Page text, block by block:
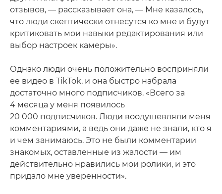
отзывов, — рассказывает она, — Мне казалось,
что люди скептически отнесутся ко мне и будут
критиковать мои навыки редактирования или
выбор настроек камеры».
Однако люди очень положительно восприняли
ее видео в TikTok, и она быстро набрала
достаточно много подписчиков. «Всего за
4 месяца у меня появилось
20 000 подписчиков. Люди воодушевляли меня
комментариями, а ведь они даже не знали, кто я
и чем занимаюсь. Это не были комментарии
знакомых, оставленные из жалости — им
действительно нравились мои ролики, и это
придало мне уверенности».